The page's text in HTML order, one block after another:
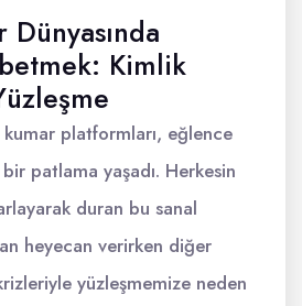
Dünyasında
Kimlik
platformları, eğlence
patlama yaşadı. Herkesin
duran bu sanal
heyecan verirken diğer
yüzleşmemize neden